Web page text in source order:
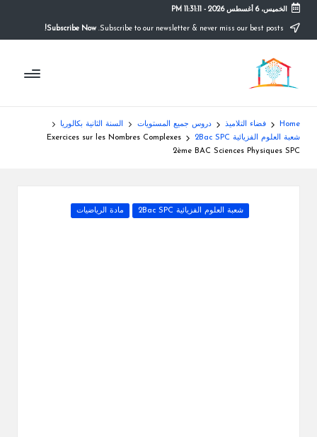
content
الخميس، 6 أغسطس 2026 -
11:31:11 PM
Subscribe Now!
م
و
ق
ع
التعليم
الصريح
Home فضاء التلاميذ دروس جميع المستويات
السنة الثانية بكالوريا
شعبة العلوم الفزيائية 2Bac SPC
Exercices sur les Nombres Complexes
2ème BAC Sciences Physiques SPC
Posted
شعبة العلوم الفزيائية 2Bac SPC مادة الرياضيات